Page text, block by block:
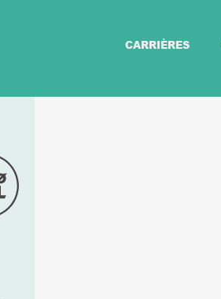
CARRIÈRES